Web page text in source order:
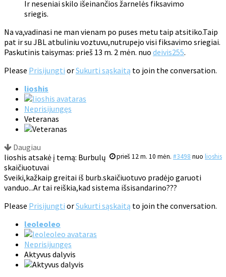
Ir neseniai skilo išeinančios žarnelės fiksavimo
sriegis.
Na va,vadinasi ne man vienam po puses metu taip atsitiko.Taip
pat ir su JBL atbuliniu voztuvu,nutrupejo visi fiksavimo sriegiai.
Paskutinis taisymas: prieš 13 m. 2 mėn. nuo deivis255.
Please Prisijungti orSukurti sąskaitą to join the conversation.
lioshis
Neprisijungęs
Veteranas
Daugiau
prieš 12 m. 10 mėn. #3498 nuo lioshis
lioshis atsakė į temą: Burbulų
skaičiuotuvai
Sveiki,kažkaip greitai iš burb.skaičiuotuvo pradėjo garuoti
vanduo...Ar tai reiškia,kad sistema išsisandarino???
Please Prisijungti orSukurti sąskaitą to join the conversation.
leoleoleo
Neprisijungęs
Aktyvus dalyvis